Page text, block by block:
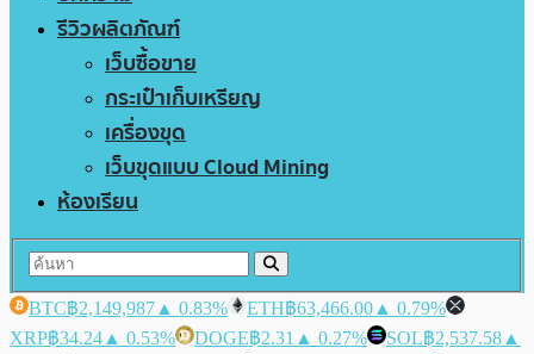
รีวิวผลิตภัณฑ์
เว็บซื้อขาย
กระเป๋าเก็บเหรียญ
เครื่องขุด
เว็บขุดแบบ Cloud Mining
ห้องเรียน
BTC฿2,149,987 ▲ 0.83% ETH฿63,466.00 ▲ 0.79%
XRP฿34.24 ▲ 0.53% DOGE฿2.31 ▲ 0.27% SOL฿2,537.58 ▲